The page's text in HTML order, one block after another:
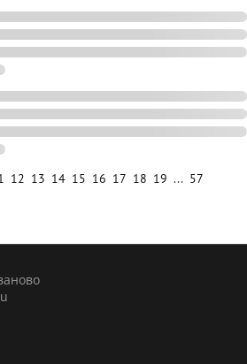
12 13 14 15 16 17 18 19 ... 57